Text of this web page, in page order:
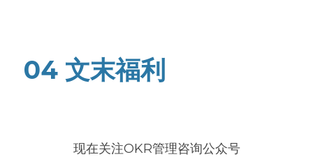
04 文末福利
现在关注OKR管理咨询公众号